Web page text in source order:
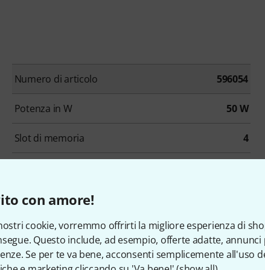
con amore!
cookie, vorremmo offrirti la migliore esperienza di
Questo include, ad esempio, offerte adatte,
Se per te va bene, acconsenti semplicemente all'uso
Numero di articolo 596054
Potenza in W 50 W
Slot di memoria 4
Bluetooth
Uscita di registrazione Si
Connessione Per Speaker Esterno Si